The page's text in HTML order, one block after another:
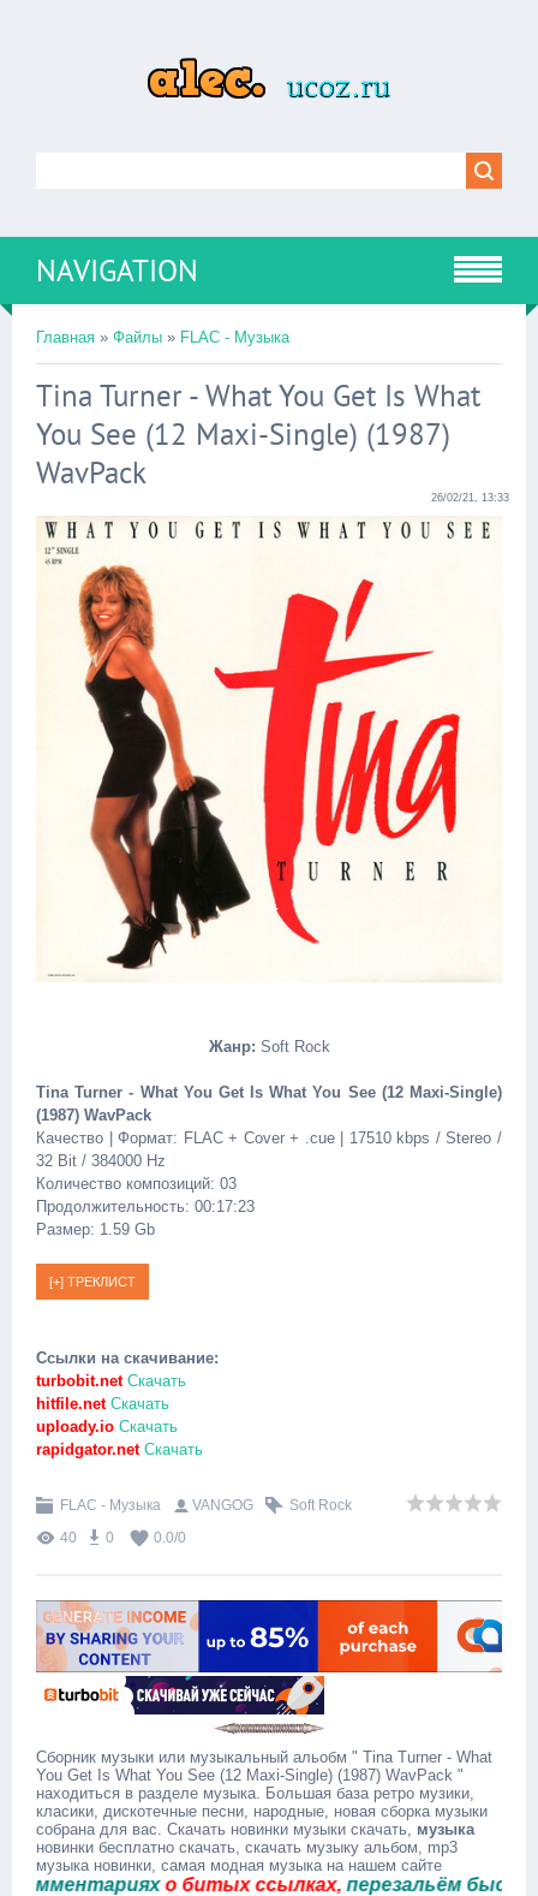
NAVIGATION
Главная » Файлы » FLAC - Музыка
Tina Turner - What You Get Is What
You See (12 Maxi-Single) (1987)
WavPack
26/02/21, 13:33
Жанр: Soft Rock
Tina Turner - What You Get Is What You See (12 Maxi-Single)
(1987) WavPack
Качество | Формат: FLAC + Cover + .cue | 17510 kbps / Stereo /
32 Bit / 384000 Hz
Количество композиций: 03
Продолжительность: 00:17:23
Размер: 1.59 Gb
Ссылки на скачивание:
turbobit.netСкачать
hitfile.netСкачать
uploady.io Скачать
rapidgator.netСкачать
FLAC - Музыка VANGOG
Soft Rock
40
0 0.0/0
Сборник музыки или музыкальный альобм " Tina Turner - What
You Get Is What You See (12 Maxi-Single) (1987) WavPack "
находиться в разделе музыка. Большая база ретро музики,
класики, дискотечные песни, народные, новая сборка музыки
собрана для вас. Скачать новинки музыки скачать, музыка
новинки бесплатно скачать, скачать музыку альбом, mp3
музыка новинки, самая модная музыка на нашем сайте
о битых ссылках,перезальём быстро.